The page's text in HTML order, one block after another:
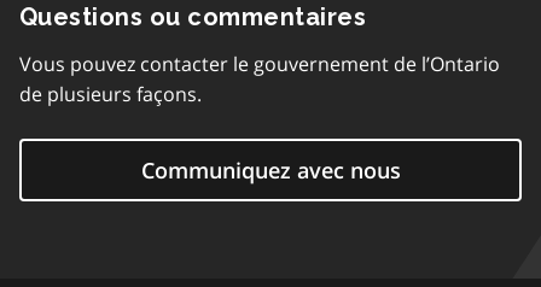
Questions ou commentaires
Vous pouvez contacter le gouvernement de l’Ontario
de plusieurs façons.
Communiquez avec nous